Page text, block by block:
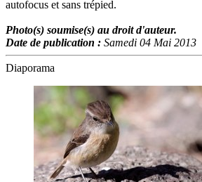
autofocus et sans trépied.
Photo(s) soumise(s) au droit d'auteur.
Date de publication : Samedi 04 Mai 2013
Diaporama